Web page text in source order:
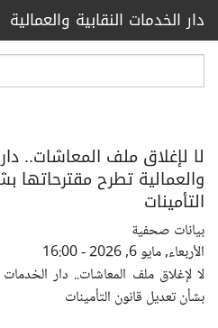
تجاوز إلى المحتوى الرئيسي
دار الخدمات النقابية والعمالية
الرئيسية
مقالات
فعاليات
اتصل بنا
لا لإغلاق ملف المعاشات.. دار
والعمالية تطرح مقترحاتها
التأمينات
بيانات صحفية
الأربعاء, مايو 6, 2026 - 16:00
لا لإغلاق ملف المعاشات.. دار الخدمات
بشأن تعديل قانون التأمينات